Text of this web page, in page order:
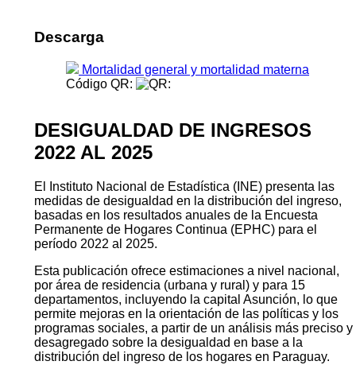
Descarga
Mortalidad general y mortalidad materna
Código QR:
DESIGUALDAD DE INGRESOS
2022 AL 2025
El Instituto Nacional de Estadística (INE) presenta las
medidas de desigualdad en la distribución del ingreso,
basadas en los resultados anuales de la Encuesta
Permanente de Hogares Continua (EPHC) para el
período 2022 al 2025.
Esta publicación ofrece estimaciones a nivel nacional,
por área de residencia (urbana y rural) y para 15
departamentos, incluyendo la capital Asunción, lo que
permite mejoras en la orientación de las políticas y los
programas sociales, a partir de un análisis más preciso y
desagregado sobre la desigualdad en base a la
distribución del ingreso de los hogares en Paraguay.